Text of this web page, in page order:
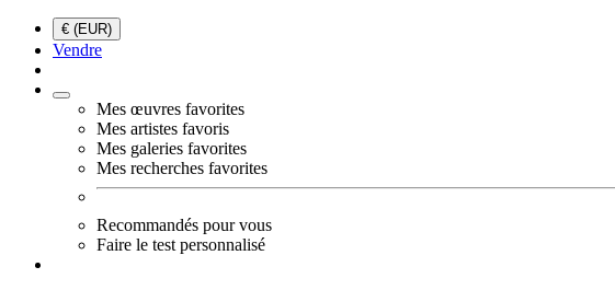
€ (EUR)
Vendre
Mes œuvres favorites
Mes artistes favoris
Mes galeries favorites
Mes recherches favorites
Recommandés pour vous
Faire le test personnalisé